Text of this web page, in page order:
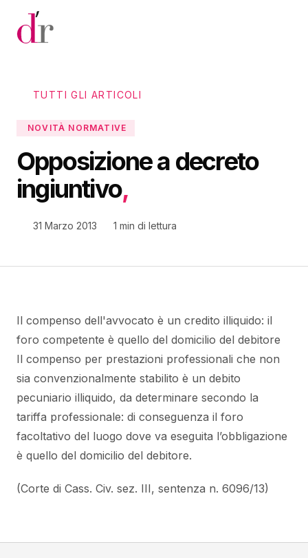
Vai al contenuto principale
TUTTI GLI ARTICOLI
NOVITÀ NORMATIVE
Opposizione a decreto
ingiuntivo,
31 Marzo 2013 1 min di lettura
Il compenso dell'avvocato è un credito illiquido: il
foro competente è quello del domicilio del debitore
Il compenso per prestazioni professionali che non
sia convenzionalmente stabilito è un debito
pecuniario illiquido, da determinare secondo la
tariffa professionale: di conseguenza il foro
facoltativo del luogo dove va eseguita l’obbligazione
è quello del domicilio del debitore.
(Corte di Cass. Civ. sez. III, sentenza n. 6096/13)